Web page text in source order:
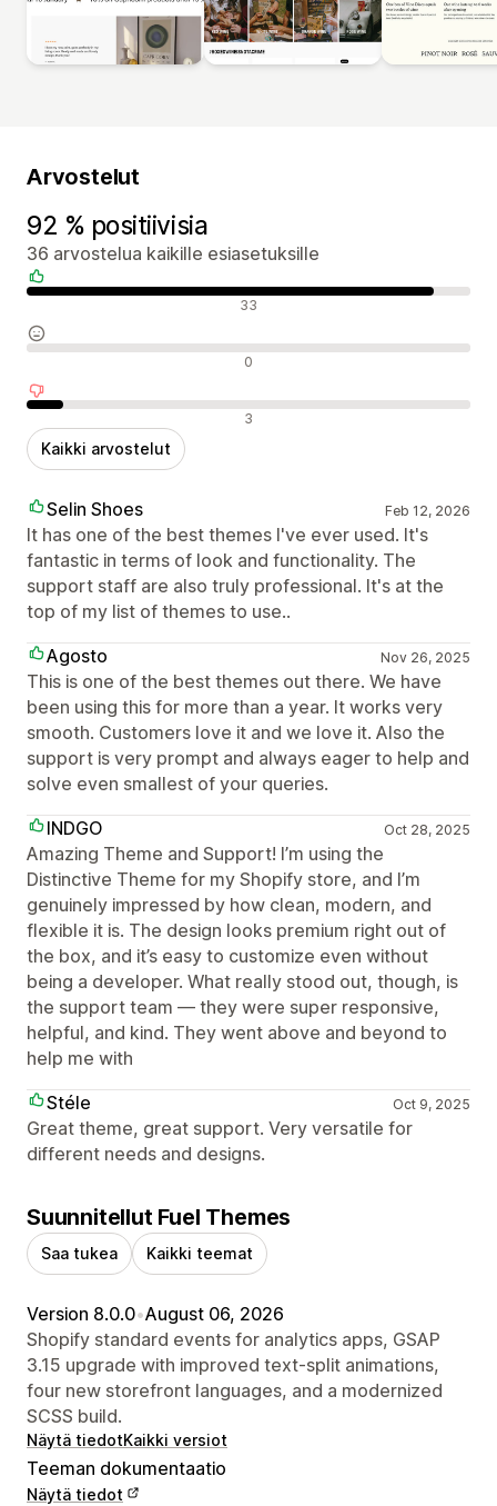
Arvostelut
92 % positiivisia
36 arvostelua kaikille esiasetuksille
Positiiviset arvostelut 33
Neutraalit arvostelut 0
Negatiiviset arvostelut 3
Kaikki arvostelut
Selin Shoes Feb 12, 2026
It has one of the best themes I've ever used. It's
fantastic in terms of look and functionality. The
support staff are also truly professional. It's at the
top of my list of themes to use..
Agosto
Nov 26, 2025
This is one of the best themes out there. We have
been using this for more than a year. It works very
smooth. Customers love it and we love it. Also the
support is very prompt and always eager to help and
solve even smallest of your queries.
INDGO
Oct 28, 2025
Amazing Theme and Support! I’m using the
Distinctive Theme for my Shopify store, and I’m
genuinely impressed by how clean, modern, and
flexible it is. The design looks premium right out of
the box, and it’s easy to customize even without
being a developer. What really stood out, though, is
the support team — they were super responsive,
helpful, and kind. They went above and beyond to
help me with
Stéle
Oct 9, 2025
Great theme, great support. Very versatile for
different needs and designs.
Suunnitellut Fuel Themes
Saa tukea Kaikki teemat
Version 8.0.0•August 06, 2026
Shopify standard events for analytics apps, GSAP
3.15 upgrade with improved text-split animations,
four new storefront languages, and a modernized
SCSS build.
Näytä tiedotKaikki versiot
Teeman dokumentaatio
Näytä tiedot